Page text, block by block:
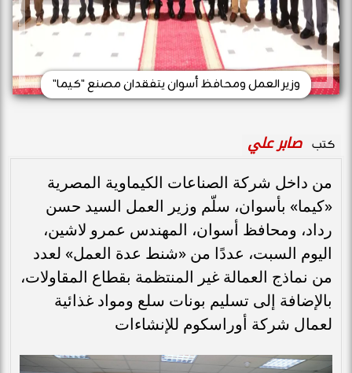
وزير العمل ومحافظ أسوان يتفقدان مصنع "كيما"
كتب صابر علي
من داخل شركة الصناعات الكيماوية المصرية
«كيما» بأسوان، سلّم وزير العمل السيد حسن
رداد، ومحافظ أسوان، المهندس عمرو لاشين،
اليوم السبت، عددًا من «شنط عدة العمل» لعدد
من نماذج العمالة غير المنتظمة بقطاع المقاولات،
بالإضافة إلى تسليم بونات سلع ومواد غذائية
لعمال شركة أوراسكوم للإنشاءات